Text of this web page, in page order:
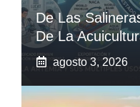
De Las
De La
agosto 3, 2026